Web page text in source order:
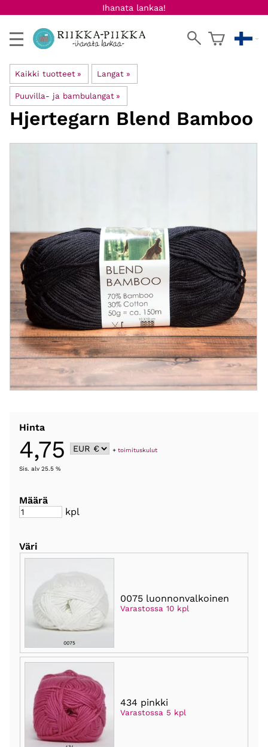
Ihanata lankaa!
Kaikki tuotteet ‪» Langat ‪»
Puuvilla- ja bambulangat ‪»
Hjertegarn Blend Bamboo
Hinta
4,75 +toimituskulut
Sis. alv 25.5 %
Määrä
kpl
Väri
0075 luonnonvalkoinen
Varastossa 10 kpl
434 pinkki
Varastossa 5 kpl